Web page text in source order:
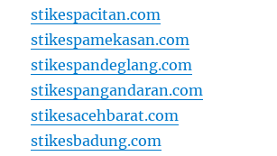
stikespacitan.com
stikespamekasan.com
stikespandeglang.com
stikespangandaran.com
stikesacehbarat.com
stikesbadung.com